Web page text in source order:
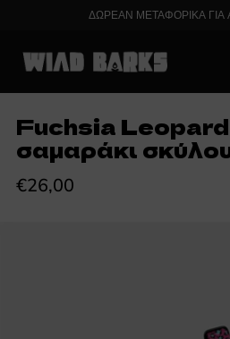
ΔΩΡΕΑΝ ΜΕΤΑΦΟΡΙΚΑ ΓΙΑ
Fuchsia Leopard
σαμαράκι
€26,00